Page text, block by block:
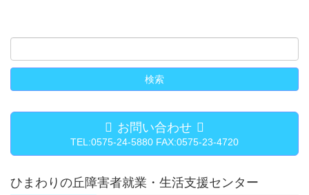
お問い合わせ
TEL:0575-24-5880 FAX:0575-23-4720
ひまわりの丘障害者就業・生活支援センター